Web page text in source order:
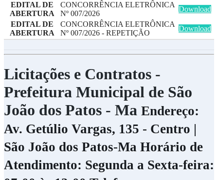
EDITAL DE
ABERTURA
CONCORRÊNCIA ELETRÔNICA
Nº 007/2026
Download
EDITAL DE
ABERTURA
CONCORRÊNCIA ELETRÔNICA
Nº 007/2026 - REPETIÇÃO
Download
Licitações e Contratos -
Prefeitura Municipal de São
João dos Patos - Ma Endereço:
Av. Getúlio Vargas, 135 - Centro |
São João dos Patos-Ma Horário de
Atendimento: Segunda a Sexta-feira: